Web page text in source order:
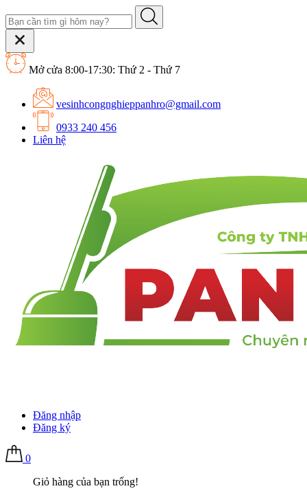
Mở cửa 8:00-17:30: Thứ 2 - Thứ 7
vesinhcongnghieppanhro@gmail.com
0933 240 456
Liên hệ
Đăng nhập
Đăng ký
0
Giỏ hàng của bạn trống!